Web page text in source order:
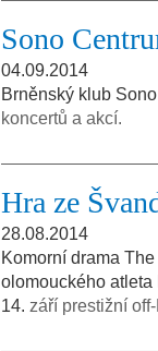
Sono
04.09.2014
Brněnský klub
koncertů a akcí.
Hra ze
28.08.2014
Komorní drama
olomouckého
14. září prestižní